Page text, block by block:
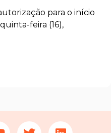
para o início
feira (16),